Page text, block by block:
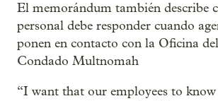
El memorándum también describe
personal debe responder cuando
ponen en contacto con la Oficina
Condado Multnomah
“I want that our employees to